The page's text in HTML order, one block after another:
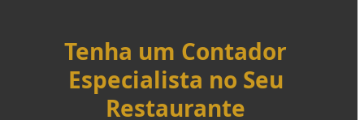
Tenha um Contador
Especialista no Seu
Restaurante